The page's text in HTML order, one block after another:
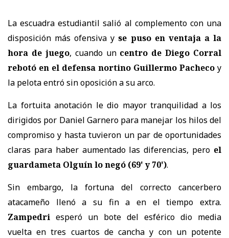
La escuadra estudiantil salió al complemento con una
disposición más ofensiva yse puso en ventaja a la
hora de juego, cuando uncentro de Diego Corral
rebotó en el defensa nortino Guillermo Pacheco y
la pelota entró sin oposición a su arco.
La fortuita anotación le dio mayor tranquilidad a los
dirigidos por Daniel Garnero para manejar los hilos del
compromiso y hasta tuvieron un par de oportunidades
claras para haber aumentado las diferencias, pero el
guardameta Olguín lo negó (69' y 70').
Sin embargo, la fortuna del correcto cancerbero
atacameño llenó a su fin a en el tiempo extra.
Zampedri esperó un bote del esférico dio media
vuelta en tres cuartos de cancha y con un potente